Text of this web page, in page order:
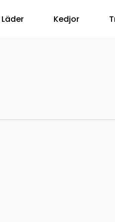
Läder Kedjor